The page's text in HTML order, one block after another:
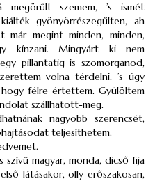
megörűlt szemem, ’s ismét
gyönyörrészegűlten, ah
már megint minden, minden,
kínzani. Mingyárt ki nem
pillantatig is szomorganod,
volna térdelni, ’s úgy
félre értettem. Gyülöltem
szállhatott-meg.
nagyobb szerencsét,
teljesíthetem.
szívű magyar, monda, dicső fija
látásakor, olly erőszakosan,